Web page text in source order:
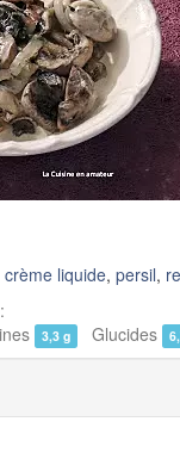
crème liquide, persil,
3,3 g Glucides